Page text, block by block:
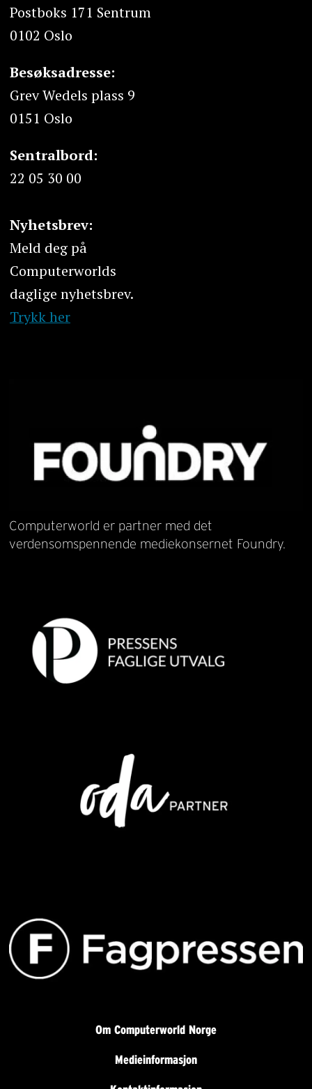
Postboks 171 Sentrum
0102 Oslo
Besøksadresse:
Grev Wedels plass 9
0151 Oslo
Sentralbord:
22 05 30 00
Nyhetsbrev:
Meld deg på
Computerworlds
daglige nyhetsbrev.
Trykk her
Computerworld er partner med det
verdensomspennende mediekonsernet Foundry.
Om Computerworld Norge
Medieinformasjon